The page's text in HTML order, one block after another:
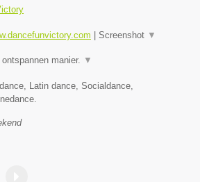
Screenshot ▼
manier. ▼
Latin dance, Socialdance,